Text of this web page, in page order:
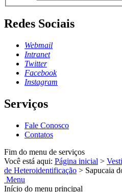
Redes Sociais
Webmail
Intranet
Twitter
Facebook
Instagram
Serviços
Fale Conosco
Contatos
Fim do menu de serviços
Você está aqui: Página inicial >
de Heteroidentificação > Sapucaia
Menu
Início do menu principal